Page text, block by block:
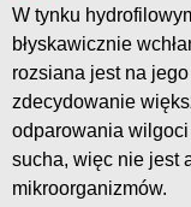
W tynku
błyskawicznie
rozsiana jest na
zdecydowanie
odparowania
sucha, więc nie jest
mikroorganizmów.